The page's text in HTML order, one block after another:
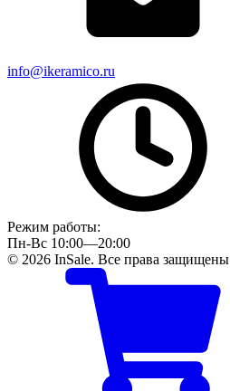
info@ikeramico.ru
Режим работы:
Пн-Вс 10:00—20:00
© 2026 InSale. Все права защищены